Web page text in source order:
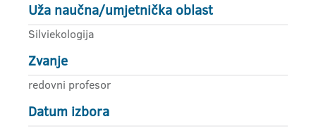
Uža naučna/umjetnička oblast
Silviekologija
Zvanje
redovni profesor
Datum izbora